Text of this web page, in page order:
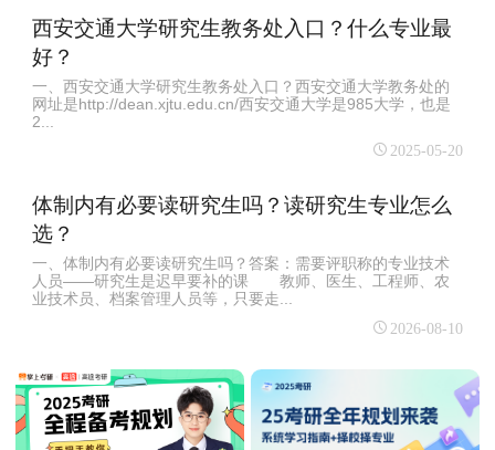
西安交通大学研究生教务处入口？什么专业最
好？
一、西安交通大学研究生教务处入口？西安交通大学教务处的
网址是http://dean.xjtu.edu.cn/西安交通大学是985大学，也是
2...
2025-05-20
体制内有必要读研究生吗？读研究生专业怎么
选？
一、体制内有必要读研究生吗？答案：需要评职称的专业技术
人员——研究生是迟早要补的课 教师、医生、工程师、农
业技术员、档案管理人员等，只要走...
2026-08-10